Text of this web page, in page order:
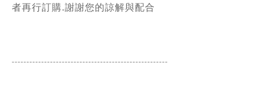
者再行訂購.謝謝您的諒解與配合
-----------------------------------------------------